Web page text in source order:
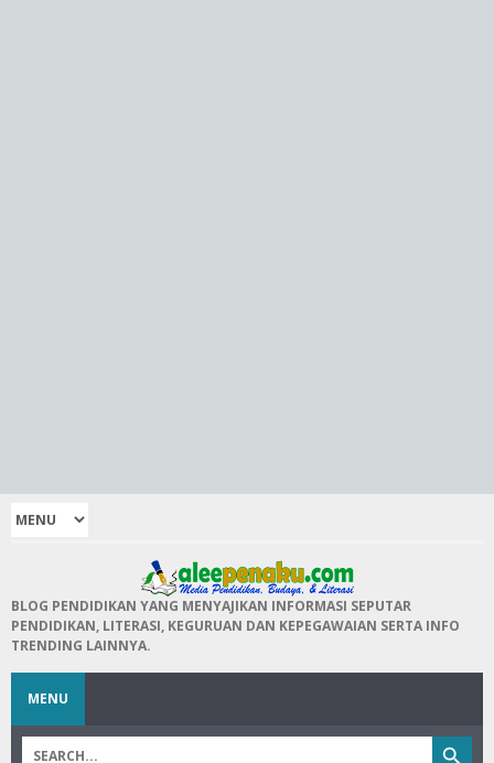
BLOG PENDIDIKAN YANG MENYAJIKAN INFORMASI SEPUTAR
PENDIDIKAN, LITERASI, KEGURUAN DAN KEPEGAWAIAN SERTA INFO
TRENDING LAINNYA.
MENU